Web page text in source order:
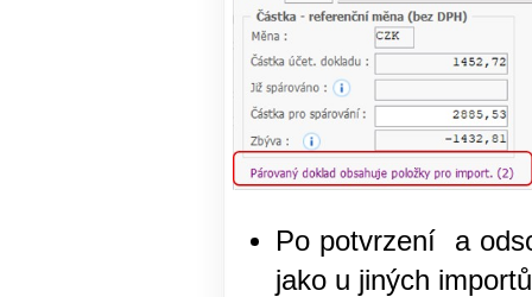
Po potvrzení a
jako u jiných